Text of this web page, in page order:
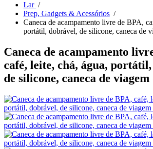
Lar /
Prep, Gadgets & Acessórios /
Caneca de acampamento livre de BPA,
portátil, dobrável, de silicone, caneca de
Caneca de acampamento
café, leite, chá, água,
de silicone, caneca de